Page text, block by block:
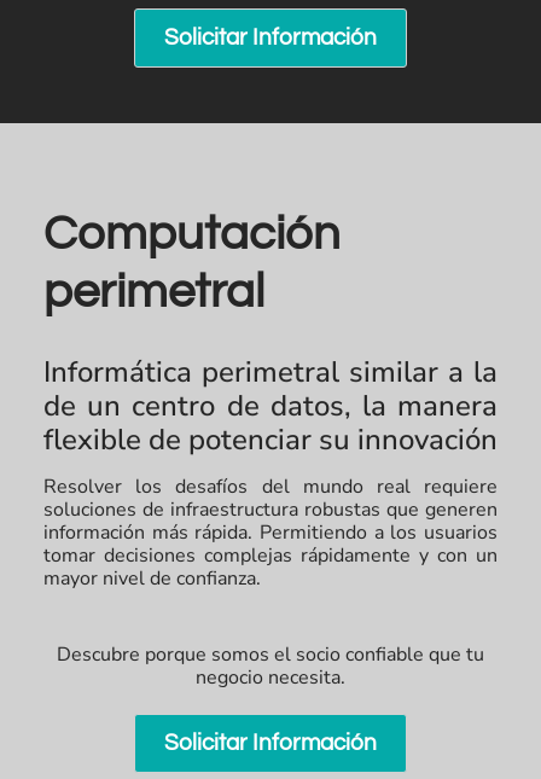
Solicitar Información
Computación
perimetral
Informática perimetral similar a la
de un centro de datos, la manera
flexible de potenciar su innovación
Resolver los desafíos del mundo real requiere
soluciones de infraestructura robustas que generen
información más rápida. Permitiendo a los usuarios
tomar decisiones complejas rápidamente y con un
mayor nivel de confianza.
Descubre porque somos el socio confiable que tu
negocio necesita.
Solicitar Información